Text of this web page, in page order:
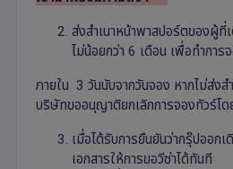
ส่งสำเนาหน้าพาสปอร์ตของผู้ที่
ไม่น้อยกว่า 6 เดือน เพื่อทำการ
ภายใน 3 วันนับจากวันจอง หากไม่ส่งส
บริษัทขออนุญาติยกเลิกการจองทัวร์โด
เมื่อได้รับการยืนยันว่ากรุ๊ปออก
เอกสารให้การขอวีซ่าได้ทันที